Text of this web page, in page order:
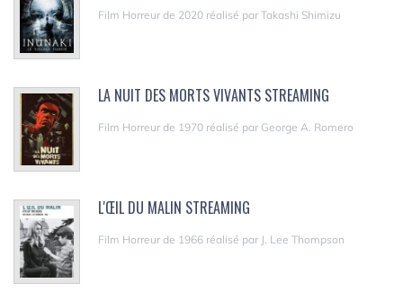
Film Horreur de 2020 réalisé par Takashi Shimizu
LA NUIT DES MORTS VIVANTS STREAMING
Film Horreur de 1970 réalisé par George A. Romero
L'ŒIL DU MALIN STREAMING
Film Horreur de 1966 réalisé par J. Lee Thompson